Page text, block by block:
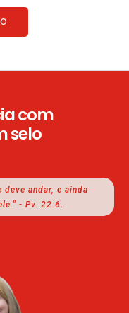
com
selo
deve andar, e ainda
- Pv. 22:6.